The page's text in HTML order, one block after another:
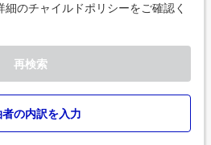
のチャイルドポリシーをご確認く
再検索
の内訳を入力